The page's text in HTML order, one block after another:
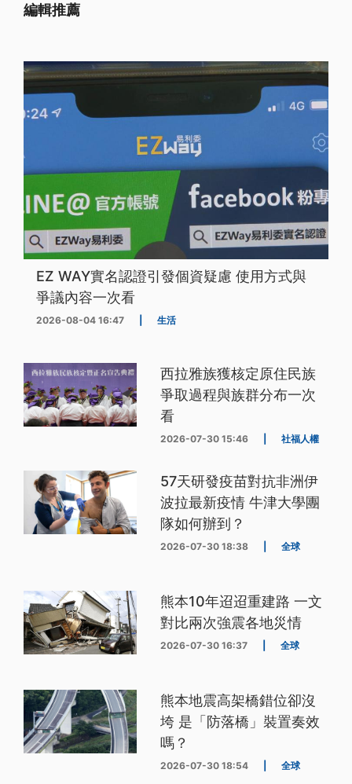
編輯推薦
EZ WAY實名認證引發個資疑慮 使用方式與
爭議內容一次看
2026-08-04 16:47 生活
西拉雅族獲核定原住民族
爭取過程與族群分布一次
看
2026-07-30 15:46 社福人權
57天研發疫苗對抗非洲伊
波拉最新疫情 牛津大學團
隊如何辦到？
2026-07-30 18:38 全球
熊本10年迢迢重建路 一文
對比兩次強震各地災情
2026-07-30 16:37 全球
熊本地震高架橋錯位卻沒
垮 是「防落橋」裝置奏效
嗎？
2026-07-30 18:54 全球